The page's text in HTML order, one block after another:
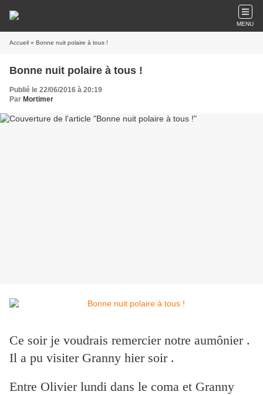
MENU
Accueil » Bonne nuit polaire à tous !
Bonne nuit polaire à tous !
Publié le 22/06/2016 à 20:19
Par Mortimer
Ce soir je voudrais remercier notre aumônier .
Il a pu visiter Granny hier soir .
Entre Olivier lundi dans le coma et Granny